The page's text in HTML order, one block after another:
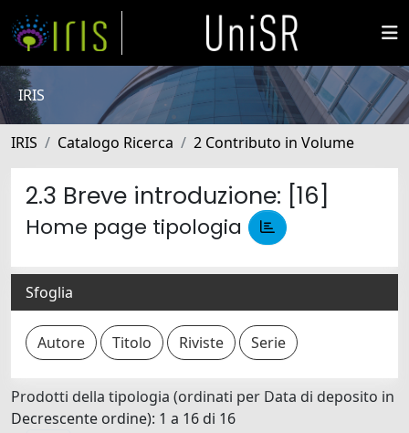
IRIS
IRIS Catalogo Ricerca 2 Contributo in Volume
2.3 Breve introduzione: [16]
Home page tipologia
Sfoglia
Prodotti della tipologia (ordinati per Data di deposito in
Decrescente ordine): 1 a 16 di 16